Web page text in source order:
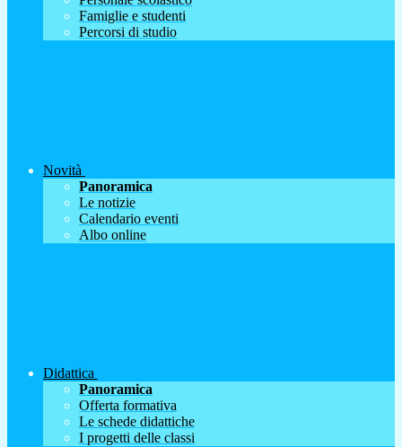
Famiglie e studenti
Percorsi di studio
Novità
Panoramica
Le notizie
Calendario eventi
Albo online
Didattica
Panoramica
Offerta formativa
Le schede didattiche
I progetti delle classi